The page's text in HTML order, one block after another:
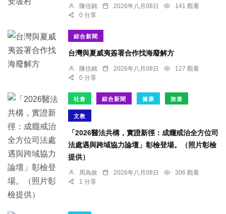
陳信銘 2026年八月08日
141 觀看
0 分享
綜合新聞
台灣與夏威夷簽署合作找海廢解方
陳信銘 2026年八月08日
127 觀看
0 分享
社會 綜合新聞 健康 旅遊
文教
「2026醫法共構，實證新徑：成癮戒治全方位司
法處遇與跨域協力論壇」彰檢登場。（照片彰檢
提供）
周為政 2026年八月08日
306 觀看
1 分享